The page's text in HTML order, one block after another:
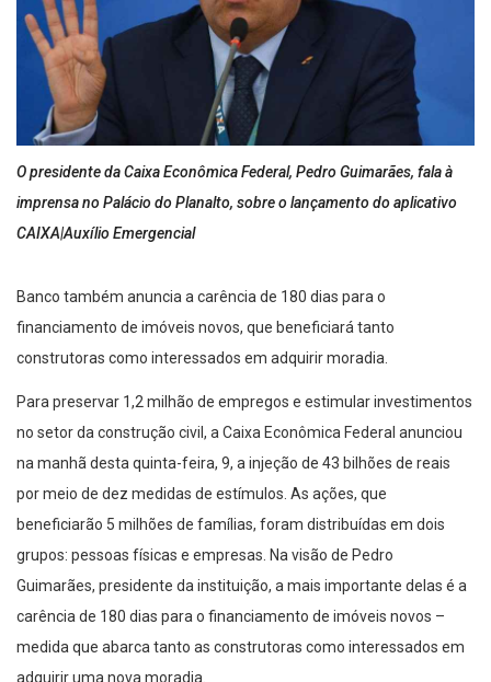
O presidente da Caixa Econômica Federal, Pedro Guimarães, fala à
imprensa no Palácio do Planalto, sobre o lançamento do aplicativo
CAIXA|Auxílio Emergencial
Banco também anuncia a carência de 180 dias para o
financiamento de imóveis novos, que beneficiará tanto
construtoras como interessados em adquirir moradia.
Para preservar 1,2 milhão de empregos e estimular investimentos
no setor da construção civil, a Caixa Econômica Federal anunciou
na manhã desta quinta-feira, 9, a injeção de 43 bilhões de reais
por meio de dez medidas de estímulos. As ações, que
beneficiarão 5 milhões de famílias, foram distribuídas em dois
grupos: pessoas físicas e empresas. Na visão de Pedro
Guimarães, presidente da instituição, a mais importante delas é a
carência de 180 dias para o financiamento de imóveis novos –
medida que abarca tanto as construtoras como interessados em
adquirir uma nova moradia.